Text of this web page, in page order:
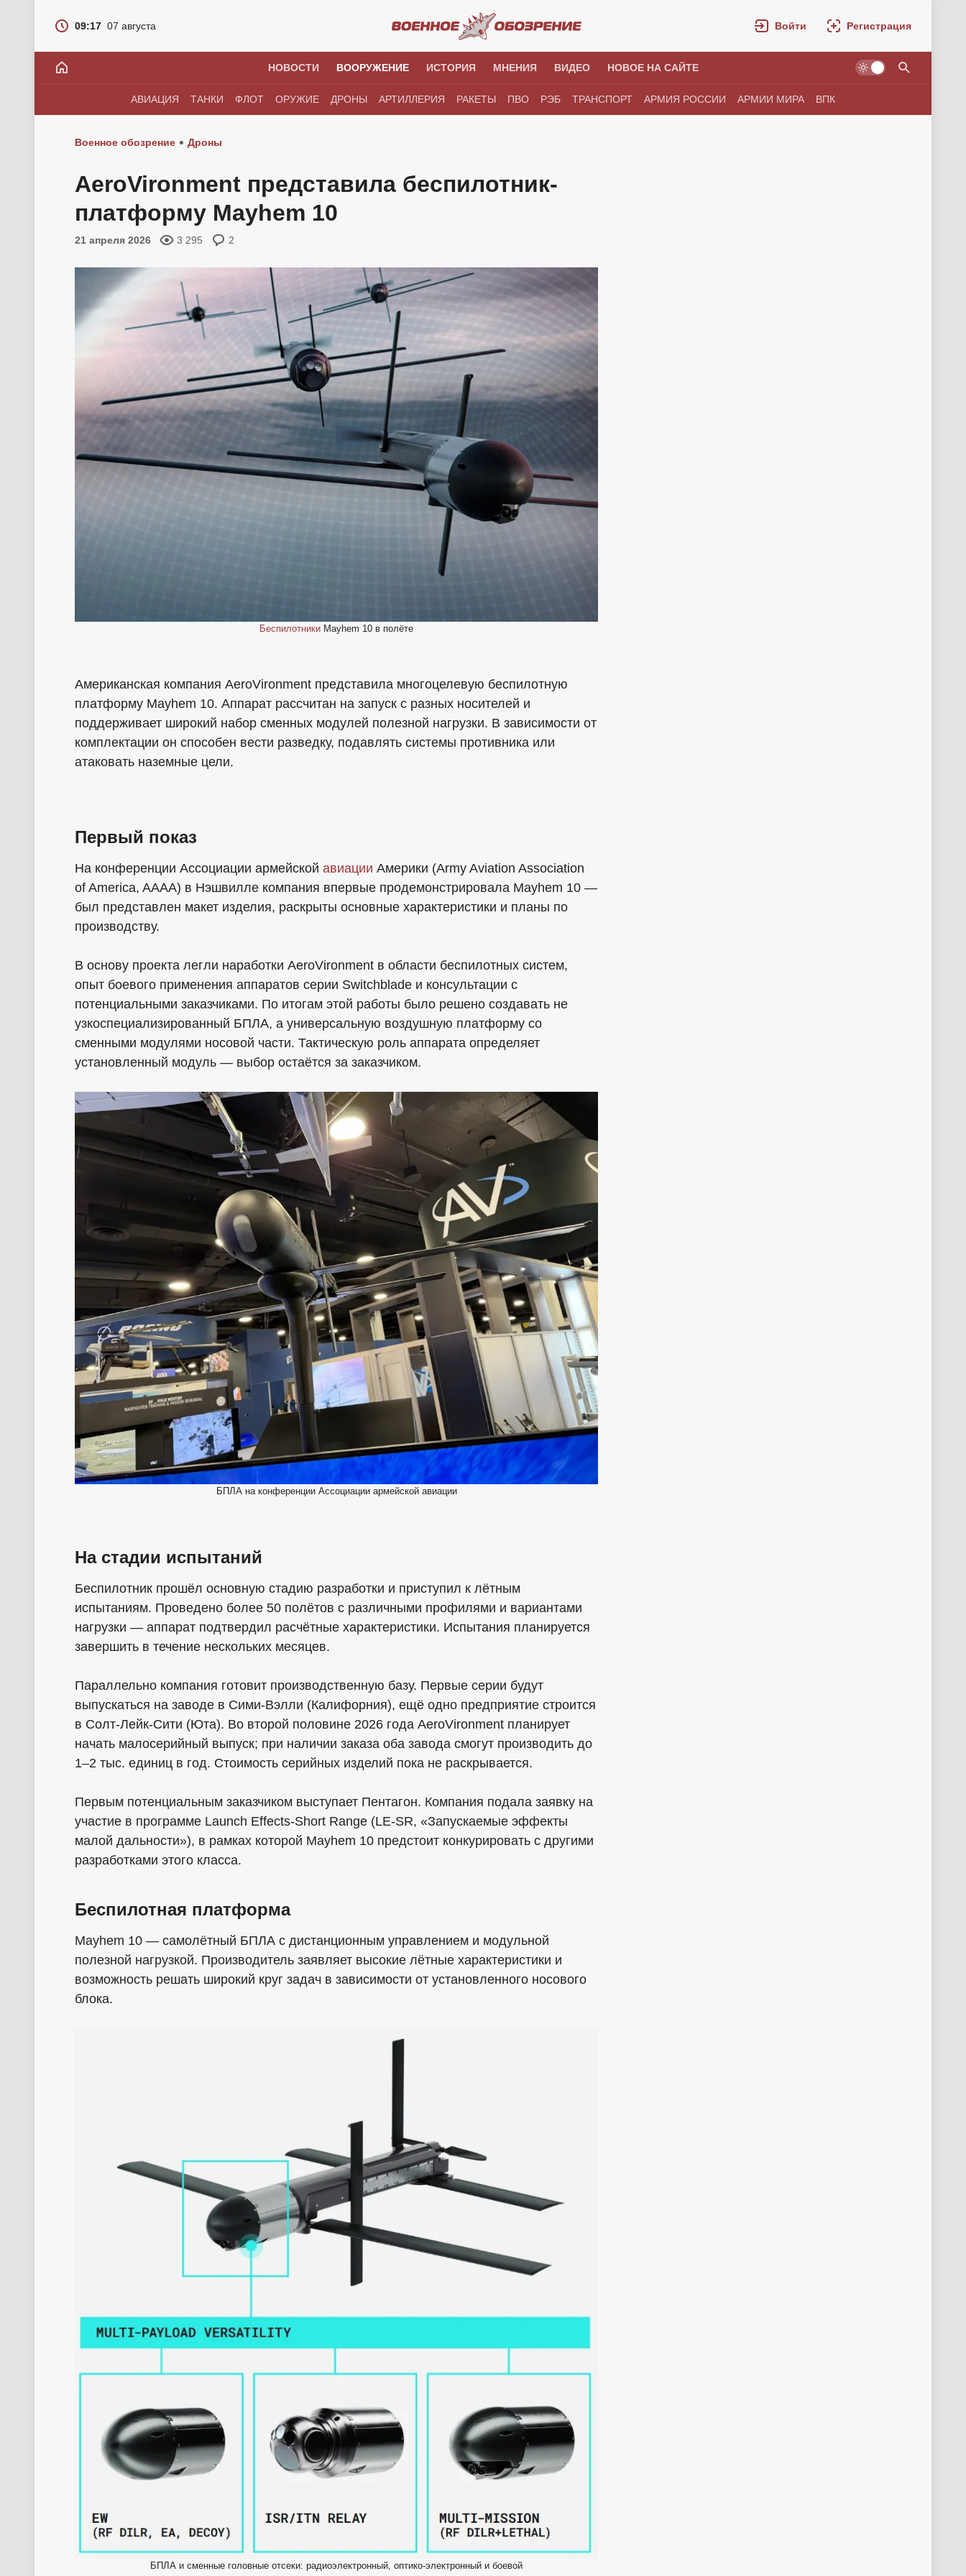
09:17 07 августа Войти Регистрация
НОВОСТИ ВООРУЖЕНИЕ ИСТОРИЯ МНЕНИЯ ВИДЕО НОВОЕ НА САЙТЕ
АВИАЦИЯ ТАНКИ ФЛОТ ОРУЖИЕ ДРОНЫ АРТИЛЛЕРИЯ РАКЕТЫ ПВО РЭБ ТРАНСПОРТ АРМИЯ РОССИИ АРМИИ МИРА ВПК
Военное обозрение Дроны
AeroVironment представила беспилотник-
платформу Mayhem 10
21 апреля 2026 3 295 2
Беспилотники Mayhem 10 в полёте
Американская компания AeroVironment представила многоцелевую беспилотную
платформу Mayhem 10. Аппарат рассчитан на запуск с разных носителей и
поддерживает широкий набор сменных модулей полезной нагрузки. В зависимости от
комплектации он способен вести разведку, подавлять системы противника или
атаковать наземные цели.
Первый показ
На конференции Ассоциации армейской авиации Америки (Army Aviation Association
of America, AAAA) в Нэшвилле компания впервые продемонстрировала Mayhem 10 —
был представлен макет изделия, раскрыты основные характеристики и планы по
производству.
В основу проекта легли наработки AeroVironment в области беспилотных систем,
опыт боевого применения аппаратов серии Switchblade и консультации с
потенциальными заказчиками. По итогам этой работы было решено создавать не
узкоспециализированный БПЛА, а универсальную воздушную платформу со
сменными модулями носовой части. Тактическую роль аппарата определяет
установленный модуль — выбор остаётся за заказчиком.
БПЛА на конференции Ассоциации армейской авиации
На стадии испытаний
Беспилотник прошёл основную стадию разработки и приступил к лётным
испытаниям. Проведено более 50 полётов с различными профилями и вариантами
нагрузки — аппарат подтвердил расчётные характеристики. Испытания планируется
завершить в течение нескольких месяцев.
Параллельно компания готовит производственную базу. Первые серии будут
выпускаться на заводе в Сими-Вэлли (Калифорния), ещё одно предприятие строится
в Солт-Лейк-Сити (Юта). Во второй половине 2026 года AeroVironment планирует
начать малосерийный выпуск; при наличии заказа оба завода смогут производить до
1–2 тыс. единиц в год. Стоимость серийных изделий пока не раскрывается.
Первым потенциальным заказчиком выступает Пентагон. Компания подала заявку на
участие в программе Launch Effects-Short Range (LE-SR, «Запускаемые эффекты
малой дальности»), в рамках которой Mayhem 10 предстоит конкурировать с другими
разработками этого класса.
Беспилотная платформа
Mayhem 10 — самолётный БПЛА с дистанционным управлением и модульной
полезной нагрузкой. Производитель заявляет высокие лётные характеристики и
возможность решать широкий круг задач в зависимости от установленного носового
блока.
БПЛА и сменные головные отсеки: радиоэлектронный, оптико-электронный и боевой